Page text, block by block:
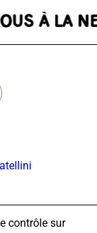
fenêtre)fenêtre)
(nouvelle
contrôle sur